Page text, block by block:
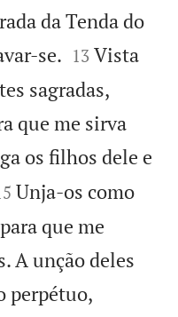
da Tenda do
se. 

13 Vista
sagradas,
que me sirva
os filhos dele e
Unja-os como
que me
A unção deles
perpétuo,